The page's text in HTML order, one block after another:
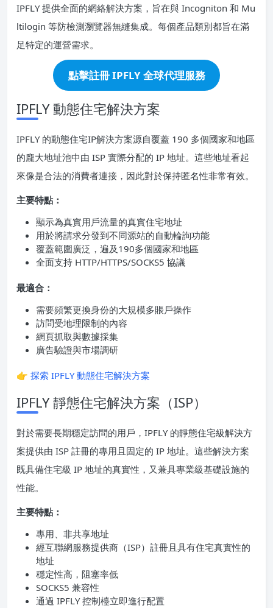
IPFLY 提供全面的網絡解決方案，旨在與 Incogniton 和 Mu
ltilogin 等防檢測瀏覽器無縫集成。每個產品類別都旨在滿
足特定的運營需求。
點擊註冊 IPFLY 全球代理服務
IPFLY 動態住宅解決方案
IPFLY 的動態住宅IP解決方案源自覆蓋 190 多個國家和地區
的龐大地址池中由 ISP 實際分配的 IP 地址。這些地址看起
來像是合法的消費者連接，因此對於保持匿名性非常有效。
主要特點：
顯示為真實用戶流量的真實住宅地址
用於將請求分發到不同源站的自動輪詢功能
覆蓋範圍廣泛，遍及190多個國家和地區
全面支持 HTTP/HTTPS/SOCKS5 協議
最適合：
需要頻繁更換身份的大規模多賬戶操作
訪問受地理限制的內容
網頁抓取與數據採集
廣告驗證與市場調研
👉 探索 IPFLY 動態住宅解決方案
IPFLY 靜態住宅解決方案（ISP）
對於需要長期穩定訪問的用戶，IPFLY 的靜態住宅級解決方
案提供由 ISP 註冊的專用且固定的 IP 地址。這些解決方案
既具備住宅級 IP 地址的真實性，又兼具專業級基礎設施的
性能。
主要特點：
專用、非共享地址
經互聯網服務提供商（ISP）註冊且具有住宅真實性的
地址
穩定性高，阻塞率低
SOCKS5 兼容性
通過 IPFLY 控制檯立即進行配置